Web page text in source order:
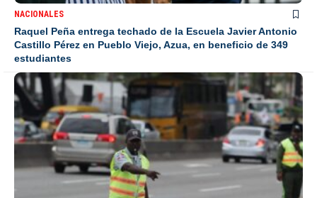
NACIONALES
Raquel Peña entrega techado de la Escuela Javier Antonio
Castillo Pérez en Pueblo Viejo, Azua, en beneficio de 349
estudiantes